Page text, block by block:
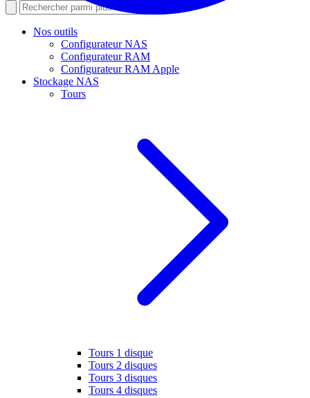
Nos outils
Configurateur NAS
Configurateur RAM
Configurateur RAM Apple
Stockage NAS
Tours
Tours 1 disque
Tours 2 disques
Tours 3 disques
Tours 4 disques